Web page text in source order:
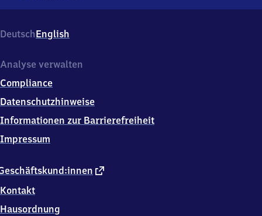
Arnulfstr.
31,
0
3
6
DeutschEnglish
externer
Kontakt
Hausordnung
Analyse verwalten
Compliance
Datenschutzhinweise
Informationen zur Barrierefreiheit
Impressum